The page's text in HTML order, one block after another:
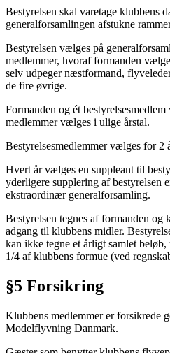
Bestyrelsen skal varetage klubbens
generalforsamlingen afstukne
Bestyrelsen vælges på
medlemmer, hvoraf formanden
selv udpeger næstformand,
de fire øvrige.
Formanden og ét
medlemmer vælges i ulige årstal.
Bestyrelsesmedlemmer vælges for 2
Hvert år vælges en suppleant til
yderligere supplering af bestyrelsen
ekstraordinær generalforsamling.
Bestyrelsen tegnes af formanden og
adgang til klubbens midler.
kan ikke tegne et årligt samlet
1/4 af klubbens formue (ved
§5 Forsikring
Klubbens medlemmer er forsikrede
Modelflyvning Danmark.